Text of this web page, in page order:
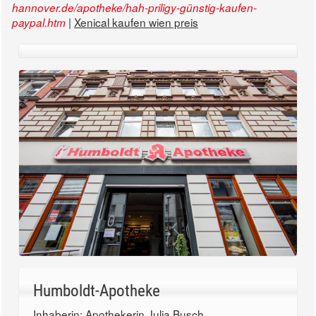
hannover.de/apotheke/hah-priligy-günstig-kaufen-
paypal.htm | Xenical kaufen wien preis
Humboldt-Apotheke